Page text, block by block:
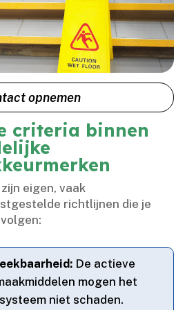
opnemen
criteria binnen
eigen, vaak
richtlijnen die je
De actieve
mogen het
niet schaden.​